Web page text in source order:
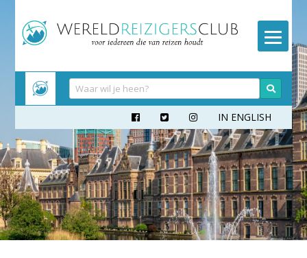
naar
inhoud
   IN ENGLISH